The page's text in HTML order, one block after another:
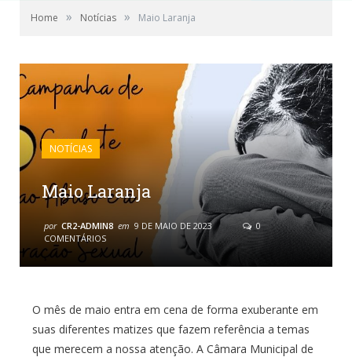
Home » Notícias » Maio Laranja
NOTÍCIAS
Maio Laranja
por CR2-ADMIN8 em 9 DE MAIO DE 2023
0
COMENTÁRIOS
O mês de maio entra em cena de forma exuberante em
suas diferentes matizes que fazem referência a temas
que merecem a nossa atenção. A Câmara Municipal de